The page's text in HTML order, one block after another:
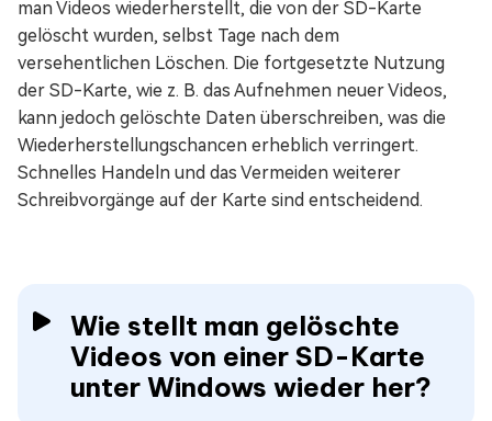
man Videos wiederherstellt, die von der SD-Karte
gelöscht wurden, selbst Tage nach dem
versehentlichen Löschen. Die fortgesetzte Nutzung
der SD-Karte, wie z. B. das Aufnehmen neuer Videos,
kann jedoch gelöschte Daten überschreiben, was die
Wiederherstellungschancen erheblich verringert.
Schnelles Handeln und das Vermeiden weiterer
Schreibvorgänge auf der Karte sind entscheidend.
Wie stellt man gelöschte
Videos von einer SD-Karte
unter Windows wieder her?